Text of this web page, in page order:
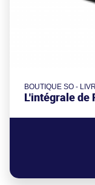
BOUTIQUE SO -
L'intégrale de